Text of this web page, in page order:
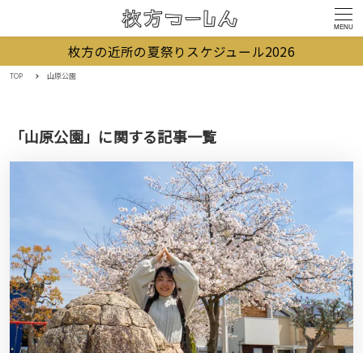
MENU
枚方の近所の夏祭りスケジュール2026
TOP 山原公園
「山原公園」に関する記事一覧